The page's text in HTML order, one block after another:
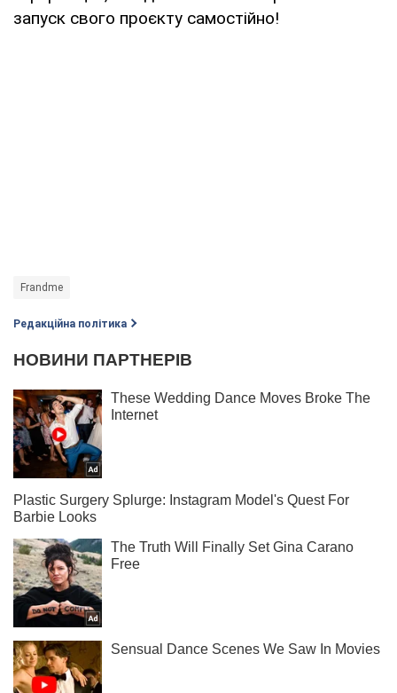
запуск свого проєкту самостійно!
Frandme
Редакційна політика